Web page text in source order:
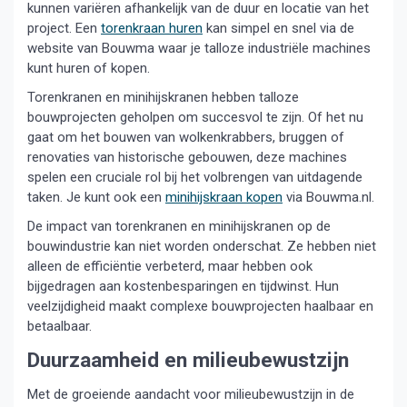
kunnen variëren afhankelijk van de duur en locatie van het
project. Een torenkraan huren kan simpel en snel via de
website van Bouwma waar je talloze industriële machines
kunt huren of kopen.
Torenkranen en minihijskranen hebben talloze
bouwprojecten geholpen om succesvol te zijn. Of het nu
gaat om het bouwen van wolkenkrabbers, bruggen of
renovaties van historische gebouwen, deze machines
spelen een cruciale rol bij het volbrengen van uitdagende
taken. Je kunt ook een minihijskraan kopen via Bouwma.nl.
De impact van torenkranen en minihijskranen op de
bouwindustrie kan niet worden onderschat. Ze hebben niet
alleen de efficiëntie verbeterd, maar hebben ook
bijgedragen aan kostenbesparingen en tijdwinst. Hun
veelzijdigheid maakt complexe bouwprojecten haalbaar en
betaalbaar.
Duurzaamheid en milieubewustzijn
Met de groeiende aandacht voor milieubewustzijn in de